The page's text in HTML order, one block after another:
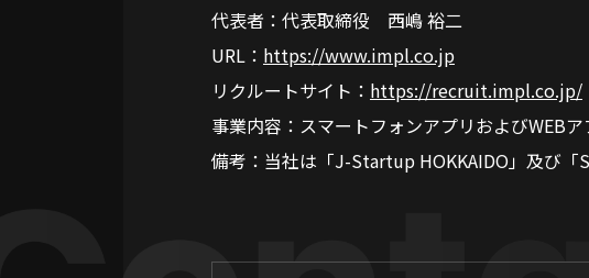
代表者：代表取締役 西嶋 裕二
URL： https://www.impl.co.jp
リクルートサイト： https://recruit.impl.co.jp/
事業内容：スマートフォンアプリおよびWEB
備考：当社は「J-Startup HOKKAIDO」及び「